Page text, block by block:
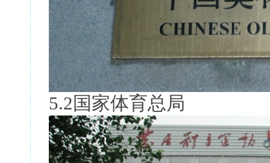
5.2国家体育总局